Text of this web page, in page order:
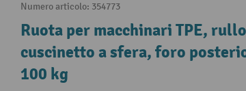
Numero articolo: 354773
Ruota per macchinari TPE,
cuscinetto a sfera, foro
100 kg